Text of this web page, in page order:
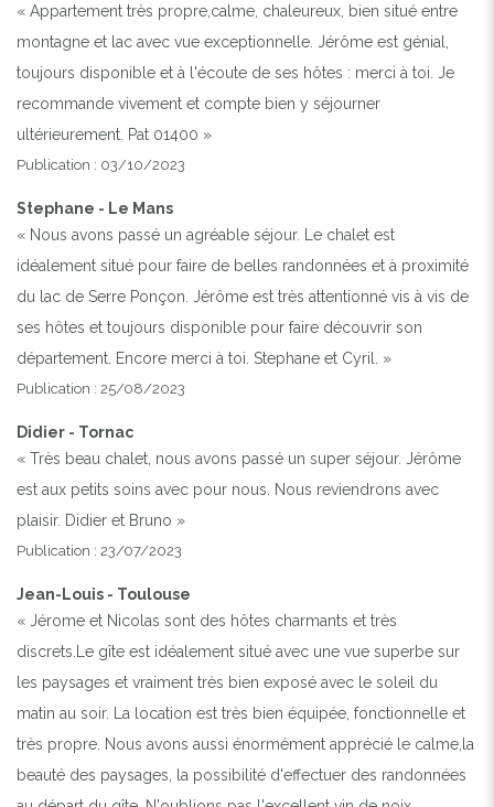
« Appartement très propre,calme, chaleureux, bien situé entre
montagne et lac avec vue exceptionnelle. Jérôme est génial,
toujours disponible et à l'écoute de ses hôtes : merci à toi. Je
recommande vivement et compte bien y séjourner
ultérieurement. Pat 01400 »
Publication : 03/10/2023
Stephane - Le Mans
« Nous avons passé un agréable séjour. Le chalet est
idéalement situé pour faire de belles randonnées et à proximité
du lac de Serre Ponçon. Jérôme est très attentionné vis à vis de
ses hôtes et toujours disponible pour faire découvrir son
département. Encore merci à toi. Stephane et Cyril. »
Publication : 25/08/2023
Didier - Tornac
« Très beau chalet, nous avons passé un super séjour. Jérôme
est aux petits soins avec pour nous. Nous reviendrons avec
plaisir. Didier et Bruno »
Publication : 23/07/2023
Jean-Louis - Toulouse
« Jérome et Nicolas sont des hôtes charmants et très
discrets.Le gîte est idéalement situé avec une vue superbe sur
les paysages et vraiment très bien exposé avec le soleil du
matin au soir. La location est très bien équipée, fonctionnelle et
très propre. Nous avons aussi énormément apprécié le calme,la
beauté des paysages, la possibilité d'effectuer des randonnées